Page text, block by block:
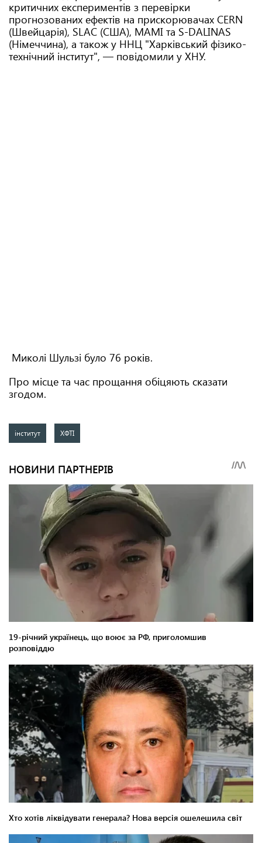
критичних експериментів з перевірки
прогнозованих ефектів на прискорювачах CERN
(Швейцарія), SLAC (США), МАМІ та S-DALINAS
(Німеччина), а також у ННЦ "Харківський фізико-
технічний інститут", — повідомили у ХНУ.
Миколі Шульзі було 76 років.
Про місце та час прощання обіцяють сказати
згодом.
інститут ХФТІ